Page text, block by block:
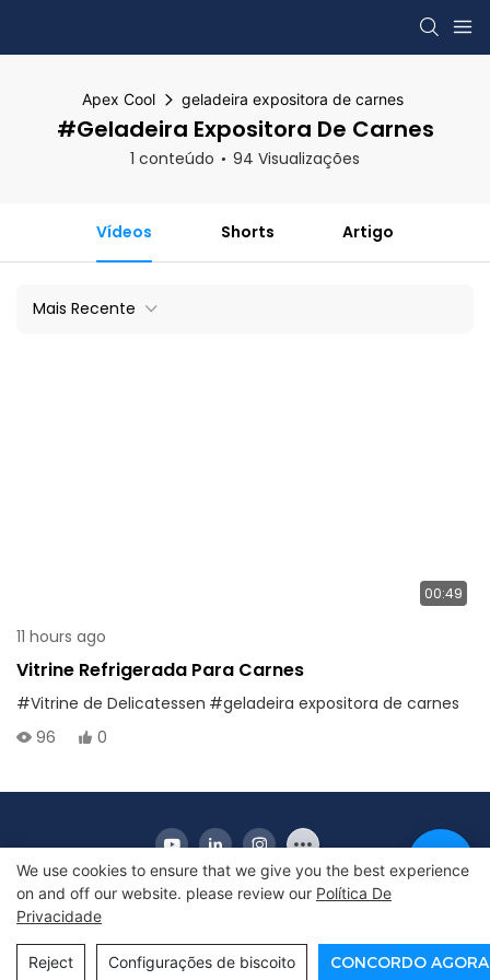
Apex Cool geladeira expositora de carnes
#geladeira Expositora De Carnes
1 conteúdo 94 Visualizações
Vídeos Shorts Artigo
Mais Recente
00:49
11 hours ago
Vitrine Refrigerada Para Carnes
#Vitrine de Delicatessen #geladeira expositora de carnes
96
0
Copyright © 2010-2025 Apex | Fabricante de
geladeira de exibição comercial
We use cookies to ensure that we give you the best experience
on and off our website. please review our Política De
Privacidade
Reject Configurações de biscoito CONCORDO AGORA